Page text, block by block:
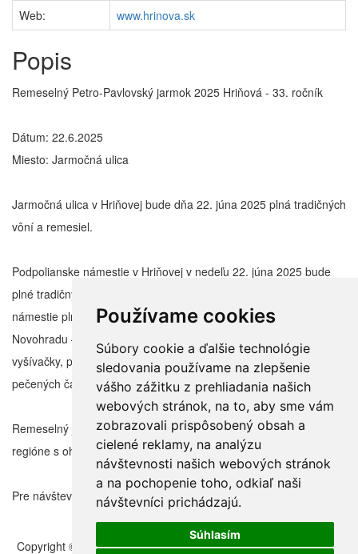
Používame cookies
Súbory cookie a ďalšie technológie
sledovania používame na zlepšenie
vášho zážitku z prehliadania našich
webových stránok, na to, aby sme vám
zobrazovali prispôsobený obsah a
cielené reklamy, na analýzu
návštevnosti našich webových stránok
a na pochopenie toho, odkiaľ naši
návštevníci prichádzajú.
Súhlasím
Web:
www.hrinova.sk
Popis
Remeselný Petro-Pavlovský jarmok 2025 Hriňová - 33. ročník
Dátum: 22.6.2025
Miesto: Jarmočná ulica
Jarmočná ulica v Hriňovej bude dňa 22. júna 2025 plná tradičných
vôní a remesiel.
Podpolianske námestie v Hriňovej v nedeľu 22. júna 2025 bude
plné tradičných vôní a remesiel. Na návštevníkov bude čakať
námestie plné remeselníkov najrôznejšieho druhu z Podpoľania a
Novohradu – hrnčiari, rezbári, garbiari, medári, šperkári,
vyšívačky, poľnohospodári, výrobcovia chutných lekvárov, sirupov,
pečených čajov i čili pást ale aj chutné občerstvenie.
Remeselný jarmok ponúkne tie najkvalitnejšie výrobky vyrábané v
regióne s ohľadom na zachovávanie tradícií a remesiel.
Pre návštevníkov bude pripravený aj kultúrny program.
Copyright © 2011 – 2026 | Folklorfest.sk | Vlastník práv doc. Ján